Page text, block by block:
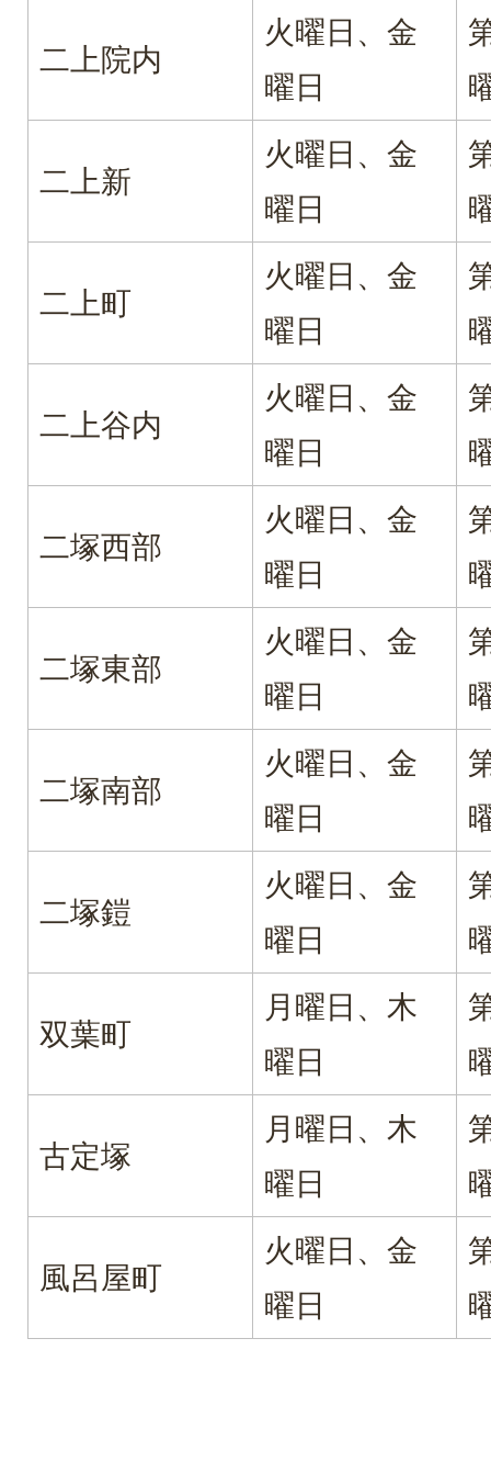
二上院内
火曜日、金
曜日
二上新
火曜日、金
曜日
二上町
火曜日、金
曜日
二上谷内
火曜日、金
曜日
二塚西部
火曜日、金
曜日
二塚東部
火曜日、金
曜日
二塚南部
火曜日、金
曜日
二塚鎧
火曜日、金
曜日
双葉町
月曜日、木
曜日
古定塚
月曜日、木
曜日
風呂屋町
火曜日、金
曜日